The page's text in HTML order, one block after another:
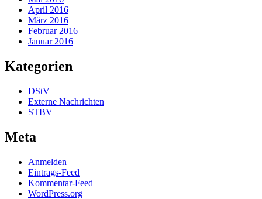
April 2016
März 2016
Februar 2016
Januar 2016
Kategorien
DStV
Externe Nachrichten
STBV
Meta
Anmelden
Eintrags-Feed
Kommentar-Feed
WordPress.org